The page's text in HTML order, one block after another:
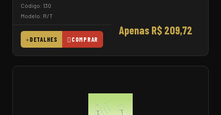
Código: 130
Modelo: R/T
Apenas R$ 209,72
DETALHES COMPRAR